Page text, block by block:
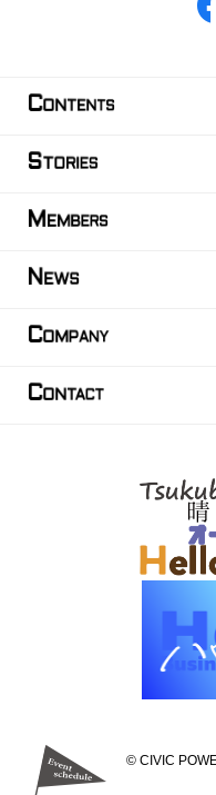
CONTENTS
STORIES
M EMBERS
N EWS
COMPANY
CONTACT
©︎ CIVIC